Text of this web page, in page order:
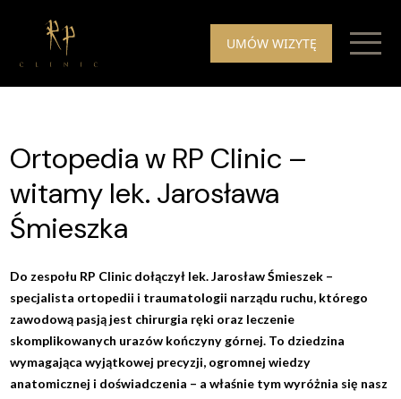
UMÓW WIZYTĘ
Ortopedia w RP Clinic –
witamy lek. Jarosława
Śmieszka
Do zespołu RP Clinic dołączył lek. Jarosław Śmieszek –
specjalista ortopedii i traumatologii narządu ruchu, którego
zawodową pasją jest chirurgia ręki oraz leczenie
skomplikowanych urazów kończyny górnej. To dziedzina
wymagająca wyjątkowej precyzji, ogromnej wiedzy
anatomicznej i doświadczenia – a właśnie tym wyróżnia się nasz